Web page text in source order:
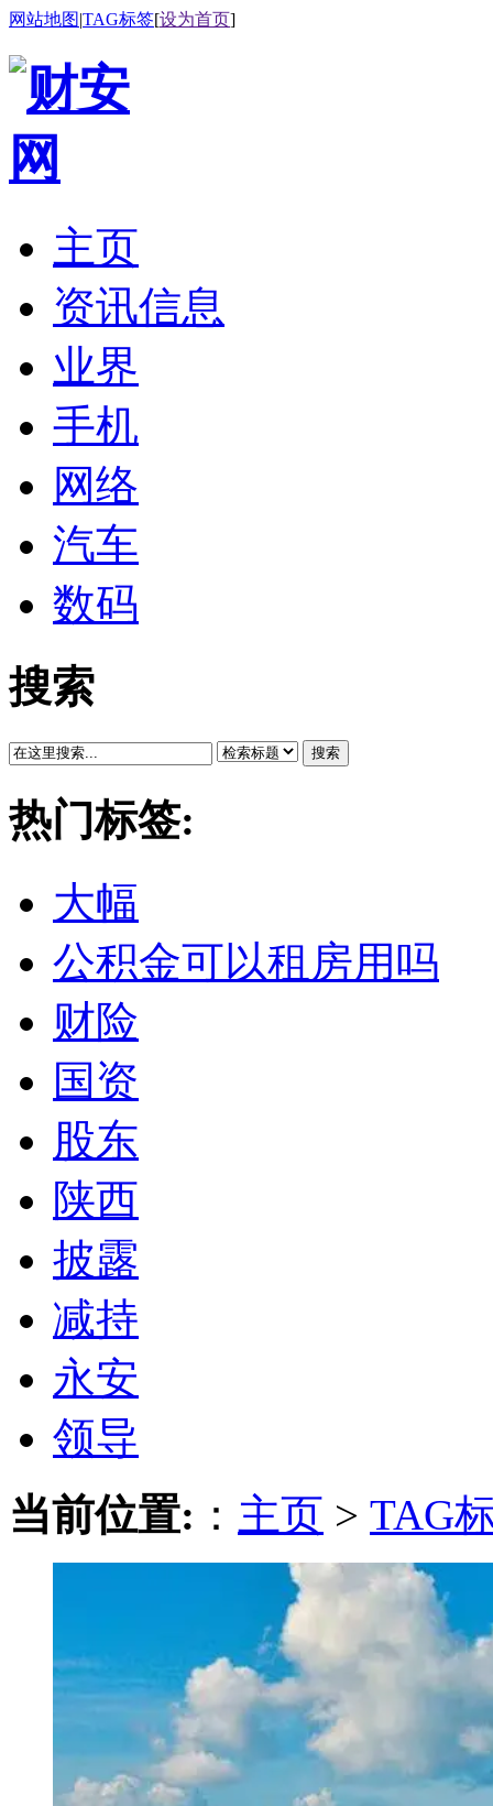
网站地图|TAG标签[设为首页]
主页
资讯信息
业界
手机
网络
汽车
数码
搜索
搜索
热门标签:
大幅
公积金可以租房用吗
财险
国资
股东
陕西
披露
减持
永安
领导
当前位置: ： 主页 > TAG